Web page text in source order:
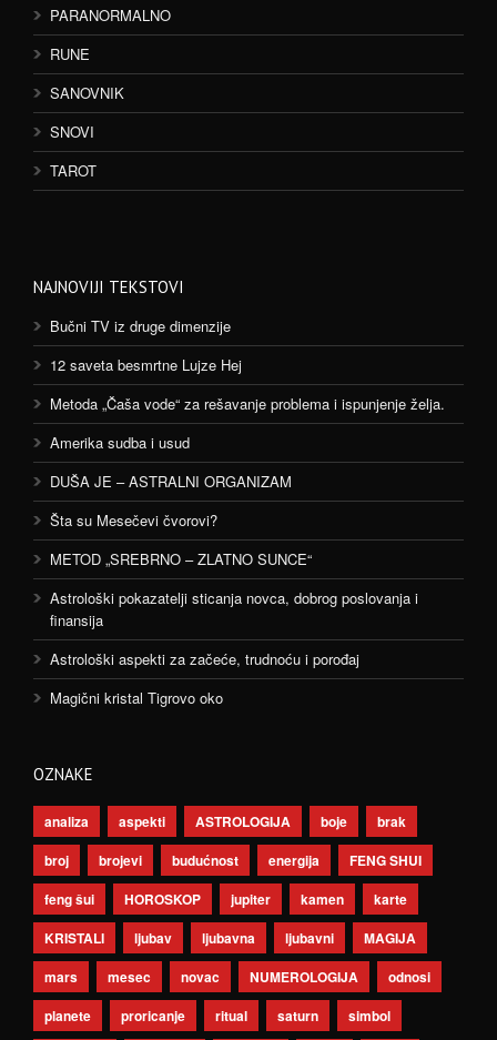
PARANORMALNO
RUNE
SANOVNIK
SNOVI
TAROT
NAJNOVIJI TEKSTOVI
Bučni TV iz druge dimenzije
12 saveta besmrtne Lujze Hej
Metoda „Čaša vode“ za rešavanje problema i ispunjenje želja.
Amerika sudba i usud
DUŠA JE – ASTRALNI ORGANIZAM
Šta su Mesečevi čvorovi?
METOD „SREBRNO – ZLATNO SUNCE“
Astrološki pokazatelji sticanja novca, dobrog poslovanja i
finansija
Astrološki aspekti za začeće, trudnoću i porođaj
Magični kristal Tigrovo oko
OZNAKE
analiza aspekti ASTROLOGIJA boje
brak
broj
brojevi budućnost energija
FENG SHUI
feng šui
HOROSKOP jupiter kamen
karte
KRISTALI
ljubav ljubavna ljubavni
MAGIJA
mars
mesec novac NUMEROLOGIJA
odnosi
planete
proricanje ritual saturn simbol